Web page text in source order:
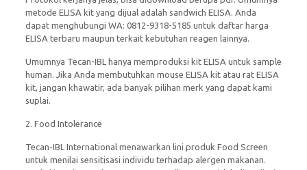
metode ELISA kit yang dijual adalah sandwich ELISA. Anda
dapat menghubungi WA: 0812-9318-5185 untuk daftar harga
ELISA terbaru maupun terkait kebutuhan reagen lainnya.
Umumnya Tecan-IBL hanya memproduksi kit ELISA untuk sample
human. Jika Anda membutuhkan mouse ELISA kit atau rat ELISA
kit, jangan khawatir, ada banyak pilihan merk yang dapat kami
suplai.
2. Food Intolerance
Tecan-IBL International menawarkan lini produk Food Screen
untuk menilai sensitisasi individu terhadap alergen makanan.